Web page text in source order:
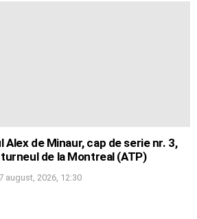
Alex de Minaur, cap de serie nr. 3,
de la Montreal (ATP)
7 august, 2026, 12:30